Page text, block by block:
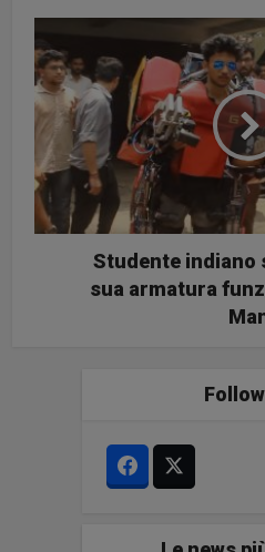
Studente indiano
sua armatura